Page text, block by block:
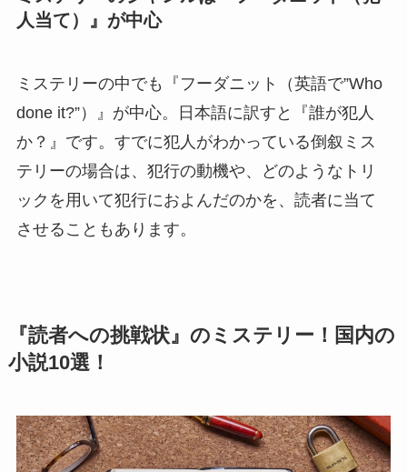
人当て）』が中心
ミステリーの中でも『フーダニット（英語で”Who
done it?”）』が中心。日本語に訳すと『誰が犯人
か？』です。すでに犯人がわかっている倒叙ミス
テリーの場合は、犯行の動機や、どのようなトリ
ックを用いて犯行におよんだのかを、読者に当て
させることもあります。
『読者への挑戦状』のミステリー！国内の
小説10選！